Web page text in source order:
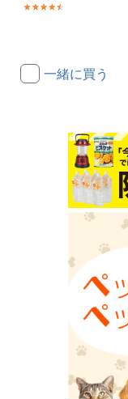
一緒に買う